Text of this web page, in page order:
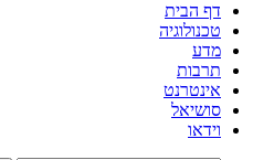
דף הבית
טכנולוגיה
מדע
תרבות
אינטרנט
סושיאל
וידאו